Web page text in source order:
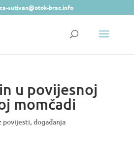
sutivan@otok-brac.info
u povijesnoj
momčadi
povijesti, događanja